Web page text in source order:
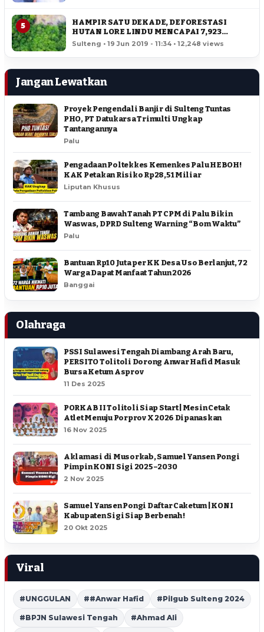
5
HAMPIR SATU DEKADE, DEFORESTASI
HUTAN LORE LINDU MENCAPAI 7,923
HEKTAR
Sulteng • 19 Jun 2019 - 11:34 • 12,248 views
Jangan Lewatkan
Proyek Pengendali Banjir di Sulteng Tuntas
PHO, PT Datukarsa Trimulti Ungkap
Tantangannya
Palu
Pengadaan Poltekkes Kemenkes Palu HEBOH!
KAK Petakan Risiko Rp28,51 Miliar
Liputan Khusus
Tambang Bawah Tanah PT CPM di Palu Bikin
Waswas, DPRD Sulteng Warning “Bom Waktu”
Palu
Bantuan Rp10 Juta per KK Desa Uso Berlanjut, 72
Warga Dapat Manfaat Tahun 2026
Banggai
Olahraga
PSSI Sulawesi Tengah Diambang Arah Baru,
PERSITO Tolitoli Dorong Anwar Hafid Masuk
Bursa Ketum Asprov
11 Des 2025
PORKAB II Tolitoli Siap Start | Mesin Cetak
Atlet Menuju Porprov X 2026 Dipanaskan
16 Nov 2025
Aklamasi di Musorkab, Samuel Yansen Pongi
Pimpin KONI Sigi 2025–2030
2 Nov 2025
Samuel Yansen Pongi Daftar Caketum | KONI
Kabupaten Sigi Siap Berbenah !
20 Okt 2025
Viral
#UNGGULAN ##Anwar Hafid #Pilgub Sulteng 2024
#BPJN Sulawesi Tengah #Ahmad Ali